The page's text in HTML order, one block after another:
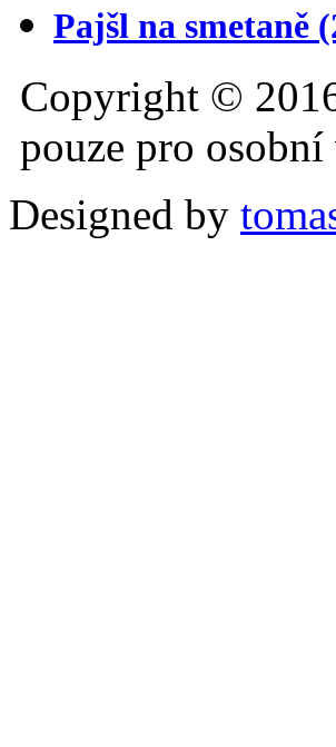
Pajšl na smetaně
Copyright ©
pouze pro
Designed by